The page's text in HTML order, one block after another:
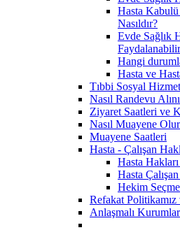
Hasta
Nasıldır?
Evde Sağlık
Hangi
Hasta ve
Tıbbi Sosyal
Nasıl Randevu
Ziyaret Saatleri ve
Nasıl Muayene
Muayene Saatleri
Hasta - Çalışan
Hasta
Hasta
Hekim
Refakat
Anlaşmalı Kurumlar